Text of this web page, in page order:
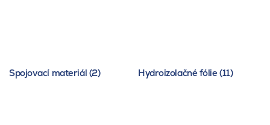
Spojovací materiál (2) Hydroizolačné fólie (11)